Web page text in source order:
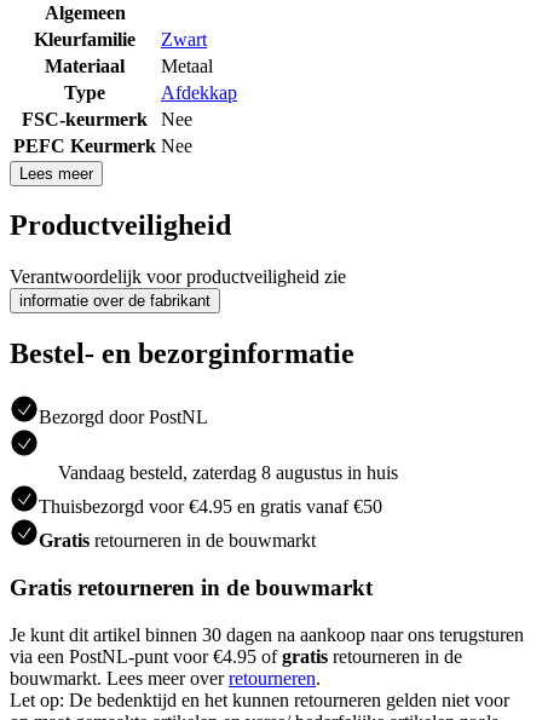
Algemeen
Kleurfamilie
Zwart
Materiaal
Metaal
Type
Afdekkap
FSC-keurmerk
Nee
PEFC Keurmerk Nee
Lees meer
Productveiligheid
Verantwoordelijk voor productveiligheid zie
informatie over de fabrikant
Bestel- en bezorginformatie
Bezorgd door PostNL
Vandaag besteld, zaterdag 8 augustus in huis
Thuisbezorgd voor €4.95 en gratis vanaf €50
Gratis retourneren in de bouwmarkt
Gratis retourneren in de bouwmarkt
Je kunt dit artikel binnen 30 dagen na aankoop naar ons terugsturen
via een PostNL-punt voor €4.95 ofgratis retourneren in de
bouwmarkt. Lees meer overretourneren.
Let op: De bedenktijd en het kunnen retourneren gelden niet voor